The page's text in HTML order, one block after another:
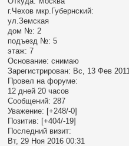
г.Чехов мкр.Губернский:
ул.Земская
дом №: 2
подъезд №: 5
этаж: 7
Основание: снимаю
Зарегистрирован: Вс, 13 Фев 2011
Провел на форуме:
12 дней 20 часов
Сообщений: 287
Уважение: [+248/-0]
Позитив: [+404/-19]
Последний визит:
Вт, 29 Ноя 2016 00:31